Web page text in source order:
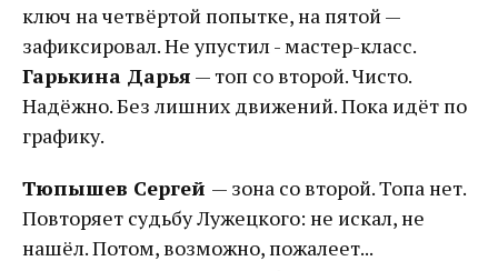
ключ на четвёртой попытке, на пятой —
зафиксировал. Не упустил - мастер-класс.
Гарькина Дарья — топ со второй. Чисто.
Надёжно. Без лишних движений. Пока идёт по
графику.
Тюпышев Сергей — зона со второй. Топа нет.
Повторяет судьбу Лужецкого: не искал, не
нашёл. Потом, возможно, пожалеет...